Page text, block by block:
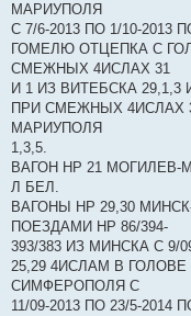
МАРИУПОЛЯ
С 7/6-2013 ПО 1/10-
ГОМЕЛЮ ОТЦЕПКА С
СМЕЖНЫХ 4ИСЛАХ 31
И 1 ИЗ ВИТЕБСКА 29,1,3
ПРИ СМЕЖНЫХ 4ИСЛАХ
МАРИУПОЛЯ
1,3,5.
ВАГОН НР 21
Л БЕЛ.
ВАГОНЫ НР 29,30
ПОЕЗДАМИ НР 86/394-
393/383 ИЗ МИНСКА С 9/
25,29 4ИСЛАМ В
СИМФЕРОПОЛЯ С
11/09-2013 ПО 23/5-2014